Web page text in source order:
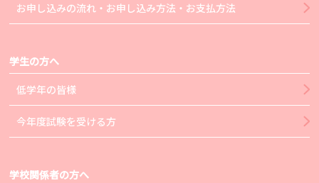
お申し込みの流れ・お申し込み方法・お支払方法
学生の方へ
低学年の皆様
今年度試験を受ける方
学校関係者の方へ